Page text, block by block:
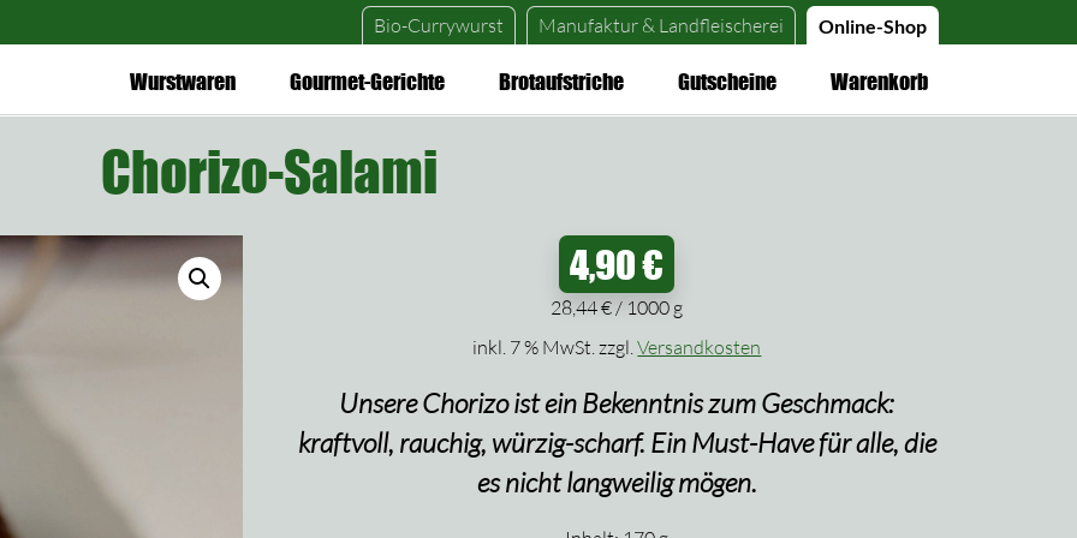
Bio-Currywurst Manufaktur & Landfleischerei Online-Shop
Wurstwaren Gourmet-Gerichte Brotaufstriche Gutscheine Warenkorb
Chorizo-Salami
4,90€
28,44€/ 1000 g
inkl. 7 % MwSt.zzgl.Versandkosten
Unsere Chorizo ist ein Bekenntnis zum Geschmack:
kraftvoll, rauchig, würzig-scharf. Ein Must-Have für alle, die
es nicht langweilig mögen.